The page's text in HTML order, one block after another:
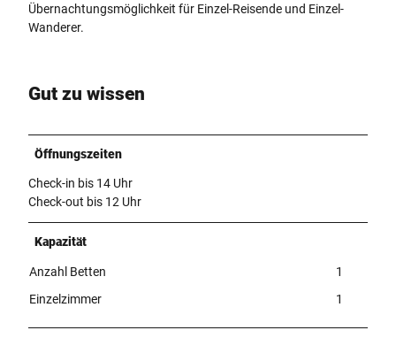
Übernachtungsmöglichkeit für Einzel-Reisende und Einzel-
Wanderer.
Gut zu wissen
Öffnungszeiten
Check-in bis 14 Uhr
Check-out bis 12 Uhr
Kapazität
Anzahl Betten
1
Einzelzimmer
1